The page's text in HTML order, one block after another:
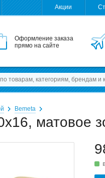
Акции
Оформление заказа
прямо на сайте
Bemeta
матовое